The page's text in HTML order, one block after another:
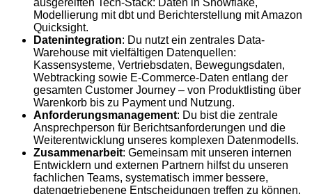
Modellierung mit dbt und Berichterstellung mit Amazon
Quicksight.
Datenintegration: Du nutzt ein zentrales Data-
Warehouse mit vielfältigen Datenquellen:
Kassensysteme, Vertriebsdaten, Bewegungsdaten,
Webtracking sowie E-Commerce-Daten entlang der
gesamten Customer Journey – von Produktlisting über
Warenkorb bis zu Payment und Nutzung.
Anforderungsmanagement: Du bist die zentrale
Ansprechperson für Berichtsanforderungen und die
Weiterentwicklung unseres komplexen Datenmodells.
Zusammenarbeit: Gemeinsam mit unseren internen
Entwicklern und externen Partnern hilfst du unseren
fachlichen Teams, systematisch immer bessere,
datengetriebenene Entscheidungen treffen zu können.